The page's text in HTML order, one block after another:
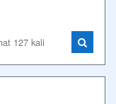
127 kali